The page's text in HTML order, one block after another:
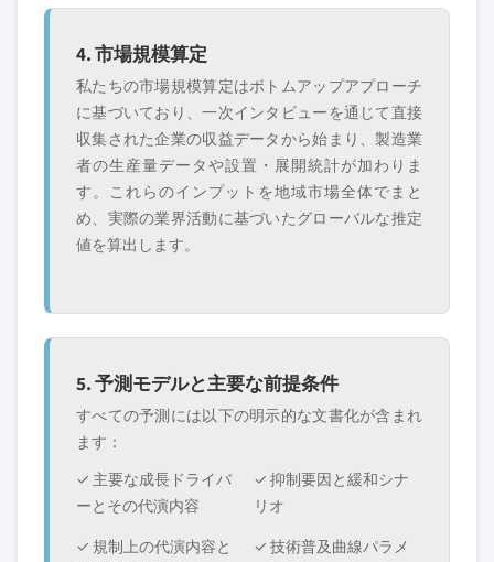
4. 市場規模算定
私たちの市場規模算定はボトムアップアプローチ
に基づいており、一次インタビューを通じて直接
収集された企業の収益データから始まり、製造業
者の生産量データや設置・展開統計が加わりま
す。これらのインプットを地域市場全体でまと
め、実際の業界活動に基づいたグローバルな推定
値を算出します。
5. 予測モデルと主要な前提条件
すべての予測には以下の明示的な文書化が含まれ
ます：
✓ 主要な成長ドライバ
ーとその代演内容
✓ 抑制要因と緩和シナ
リオ
✓ 規制上の代演内容と
✓ 技術普及曲線パラメ